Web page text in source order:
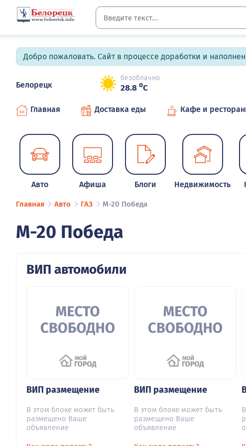
Добро пожаловать. Сайт в процессе доработки и
Белорецк
безоблачно
28.8 oC
Главная Доставка еды Кафе и
Авто Афиша Блоги Недвижимость
Главная Авто ГАЗ М-20 Победа
М-20 Победа
ВИП автомобили
ВИП размещение
В этом блоке может быть
размещено Ваше
объявление
ВИП размещение
В этом блоке может быть
размещено Ваше
объявление